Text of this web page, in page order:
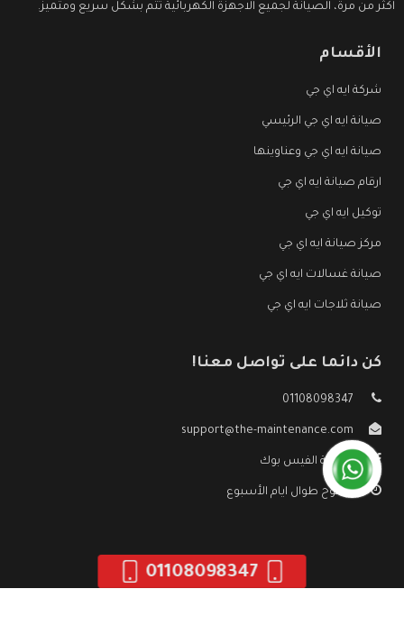
اكثر من مرة، الصيانة لجميع الاجهزة الكهربائية تتم بشكل سريع ومتميز.
الأقسام
شركة ايه اي جي
صيانة ايه اي جي الرئيسي
صيانة ايه اي جي وعناوينها
ارقام صيانة ايه اي جي
توكيل ايه اي جي
مركز صيانة ايه اي جي
صيانة غسالات ايه اي جي
صيانة ثلاجات ايه اي جي
كن دائما على تواصل معنا!
01108098347
support@the-maintenance.com
صفحة الفيس بوك
مفتوح طوال ايام الأسبوع
01108098347